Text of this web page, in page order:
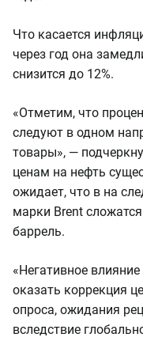
Что касается
через год она
снизится до 12%.
«Отметим, что
следуют в одном
товары», —
ценам на нефть
ожидает, что в на
марки Brent
баррель.
«Негативное
оказать коррекция
опроса, ожидания
вследствие